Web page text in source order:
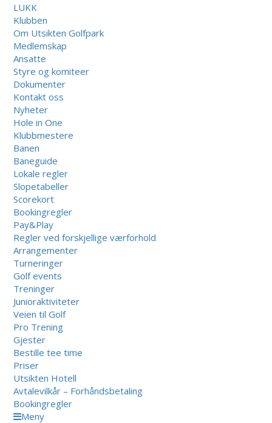
LUKK
Klubben
Om Utsikten Golfpark
Medlemskap
Ansatte
Styre og komiteer
Dokumenter
Kontakt oss
Nyheter
Hole in One
Klubbmestere
Banen
Baneguide
Lokale regler
Slopetabeller
Scorekort
Bookingregler
Pay&Play
Regler ved forskjellige værforhold
Arrangementer
Turneringer
Golf events
Treninger
Junioraktiviteter
Veien til Golf
Pro Trening
Gjester
Bestille tee time
Priser
Utsikten Hotell
Avtalevilkår – Forhåndsbetaling
Bookingregler
Meny